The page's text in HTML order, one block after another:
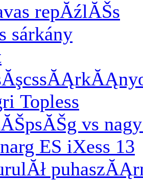
repĂźlĂŠs
sárkány
Topless
vs
ES iXess 13